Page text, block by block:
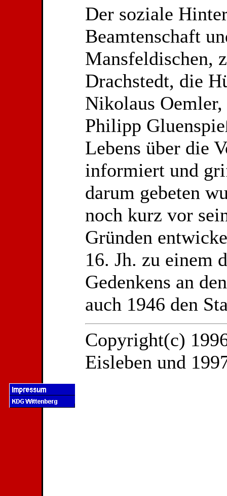
Der soziale
Beamtenschaft
Mansfeldischen,
Drachstedt, die
Nikolaus
Philipp
Lebens über die
informiert und
darum gebeten
noch kurz vor
Gründen
16. Jh. zu einem
Gedenkens an
auch 1946 den
Copyright(c)
Eisleben und